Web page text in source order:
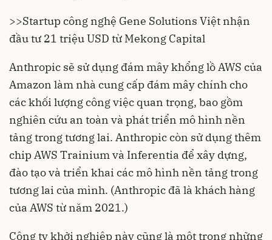
>>Startup công nghệ Gene Solutions Việt nhận
đầu tư 21 triệu USD từ Mekong Capital
Anthropic sẽ sử dụng đám mây khổng lồ AWS của
Amazon làm nhà cung cấp đám mây chính cho
các khối lượng công việc quan trọng, bao gồm
nghiên cứu an toàn và phát triển mô hình nền
tảng trong tương lai. Anthropic còn sử dụng thêm
chip AWS Trainium và Inferentia để xây dựng,
đào tạo và triển khai các mô hình nền tảng trong
tương lai của mình. (Anthropic đã là khách hàng
của AWS từ năm 2021.)
Công ty khởi nghiệp này cũng là một trong những